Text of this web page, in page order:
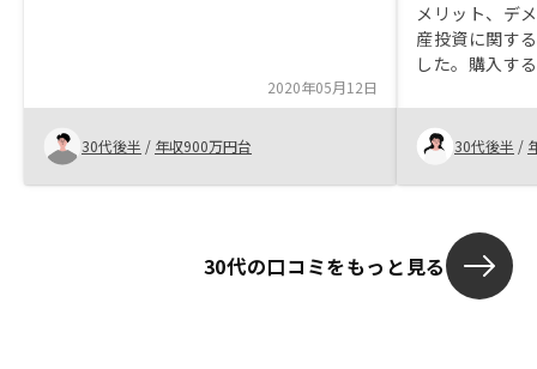
2020年05月12日
30代後半 / 年収900万円台
メリット、デ
産投資に関す
した。購入す
1カ月以内に
30代後半 /
30代の口コミをもっと見る